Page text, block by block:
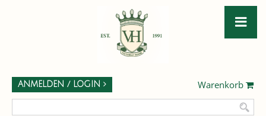
Warenkorb
ANMELDEN / LOGIN